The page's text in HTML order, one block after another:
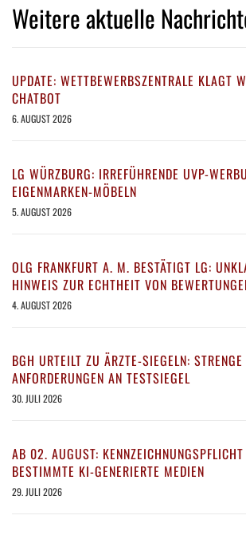
Weitere aktuelle
UPDATE: WETTBEWERBSZENTRALE KLAGT
CHATBOT
6. AUGUST 2026
LG WÜRZBURG: IRREFÜHRENDE UVP-
EIGENMARKEN-MÖBELN
5. AUGUST 2026
OLG FRANKFURT A. M. BESTÄTIGT LG:
HINWEIS ZUR ECHTHEIT VON
4. AUGUST 2026
BGH URTEILT ZU ÄRZTE-SIEGELN: STRENGE
ANFORDERUNGEN AN TESTSIEGEL
30. JULI 2026
AB 02. AUGUST:
BESTIMMTE KI-GENERIERTE MEDIEN
29. JULI 2026